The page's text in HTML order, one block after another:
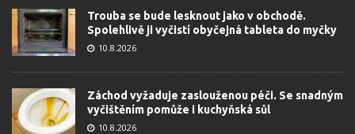
Trouba se bude lesknout jako v obchodě.
Spolehlivě ji vyčistí obyčejná tableta do myčky
10.8.2026
Záchod vyžaduje zaslouženou péči. Se snadným
vyčištěním pomůže i kuchyňská sůl
10.8.2026